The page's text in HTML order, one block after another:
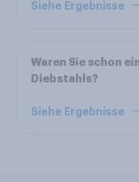
Siehe Ergebnisse
Waren Sie schon
Diebstahls?
Siehe Ergebnisse